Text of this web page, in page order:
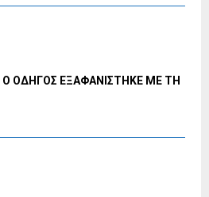
Ο ΟΔΗΓΟΣ ΕΞΑΦΑΝΙΣΤΗΚΕ ΜΕ ΤΗ